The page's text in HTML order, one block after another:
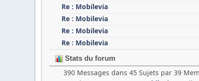
Re : Mobilevia
Re : Mobilevia
Re : Mobilevia
Re : Mobilevia
Stats du forum
390 Messages dans 45 Sujets par 39